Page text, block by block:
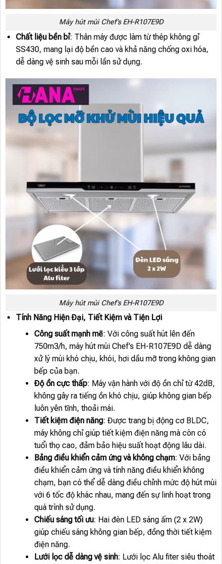
Máy hút mùi Chef’s EH-R107E9D
Chất liệu bền bỉ: Thân máy được làm từ thép không gỉ
SS430, mang lại độ bền cao và khả năng chống oxi hóa,
dễ dàng vệ sinh sau mỗi lần sử dụng.
Máy hút mùi Chef’s EH-R107E9D
Tính Năng Hiện Đại, Tiết Kiệm và Tiện Lợi
Công suất mạnh mẽ: Với công suất hút lên đến
750m3/h, máy hút mùi Chef’s EH-R107E9D dễ dàng
xử lý mùi khó chịu, khói, hơi dầu mỡ trong không gian
bếp của bạn.
Độ ồn cực thấp: Máy vận hành với độ ồn chỉ từ 42dB,
không gây ra tiếng ồn khó chịu, giúp không gian bếp
luôn yên tĩnh, thoải mái.
Tiết kiệm điện năng: Được trang bị động cơ BLDC,
máy không chỉ giúp tiết kiệm điện năng mà còn có
tuổi thọ cao, đảm bảo hiệu suất hoạt động lâu dài.
Bảng điều khiển cảm ứng và không chạm: Với bảng
điều khiển cảm ứng và tính năng điều khiển không
chạm, bạn có thể dễ dàng điều chỉnh mức độ hút mùi
với 6 tốc độ khác nhau, mang đến sự linh hoạt trong
quá trình sử dụng.
Chiếu sáng tối ưu: Hai đèn LED sáng ấm (2 x 2W)
giúp chiếu sáng không gian bếp, đồng thời tiết kiệm
điện năng.
Lưới lọc dễ dàng vệ sinh: Lưới lọc Alu fiter siêu thoát